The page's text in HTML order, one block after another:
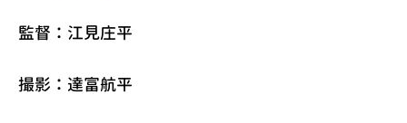
監督：江見庄平
撮影：達富航平